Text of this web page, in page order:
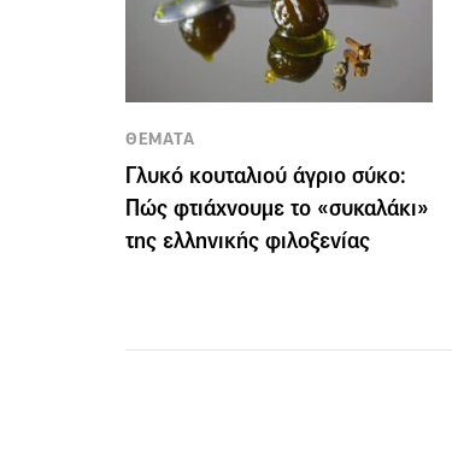
ΘΕΜΑΤΑ
Γλυκό κουταλιού άγριο σύκο:
Πώς φτιάχνουμε το «συκαλάκι»
της ελληνικής φιλοξενίας